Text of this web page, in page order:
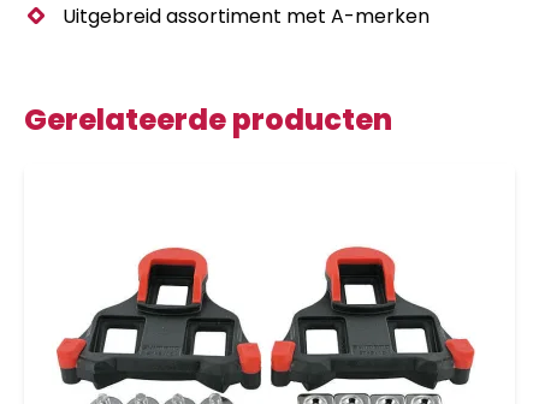
Uitgebreid assortiment met A-merken
Gerelateerde producten